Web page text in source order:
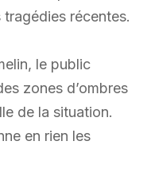
récentes.
le public
zones d’ombres
de la situation.
en rien les